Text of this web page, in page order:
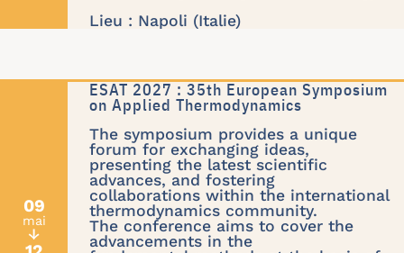
Lieu : Napoli (Italie)
09
mai
↓
ESAT 2027 : 35th European Symposium
on Applied Thermodynamics
The symposium provides a unique
forum for exchanging ideas,
presenting the latest scientific
advances, and fostering
collaborations within the international
thermodynamics community.
The conference aims to cover the
advancements in the